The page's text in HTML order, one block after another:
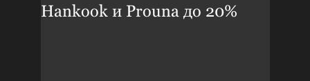
Hankook и Prouna до 20%